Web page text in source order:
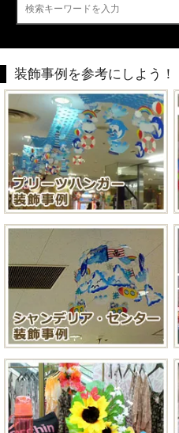
装飾事例を参考にしよう！